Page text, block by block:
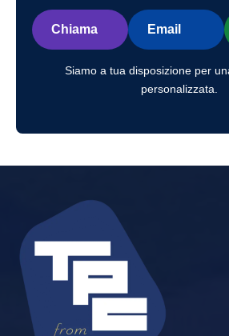
Chiama Email
Siamo a tua disposizione per
personalizzata.